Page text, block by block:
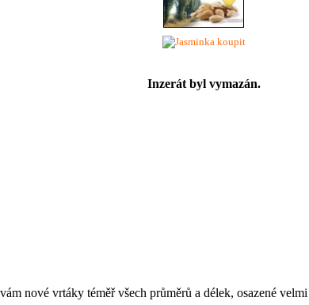
koupit
Inzerát byl vymazán.
nové vrtáky téměř všech průměrů a délek, osazené